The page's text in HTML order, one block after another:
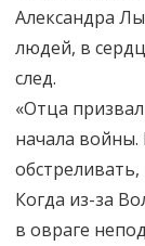
Александра
людей, в
след.
«Отца
начала войны.
Когда из-за
в овраге